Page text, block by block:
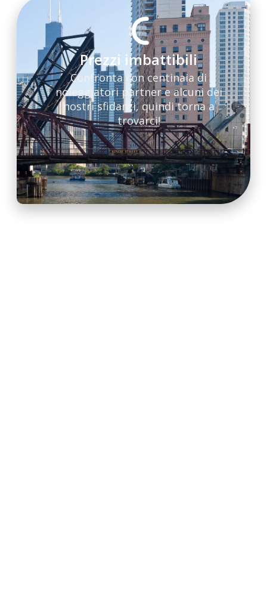
Prezzi imbattibili
Confronta con centinaia di
noleggiatori partner e alcuni dei
nostri sfidanti, quindi torna a
trovarci!